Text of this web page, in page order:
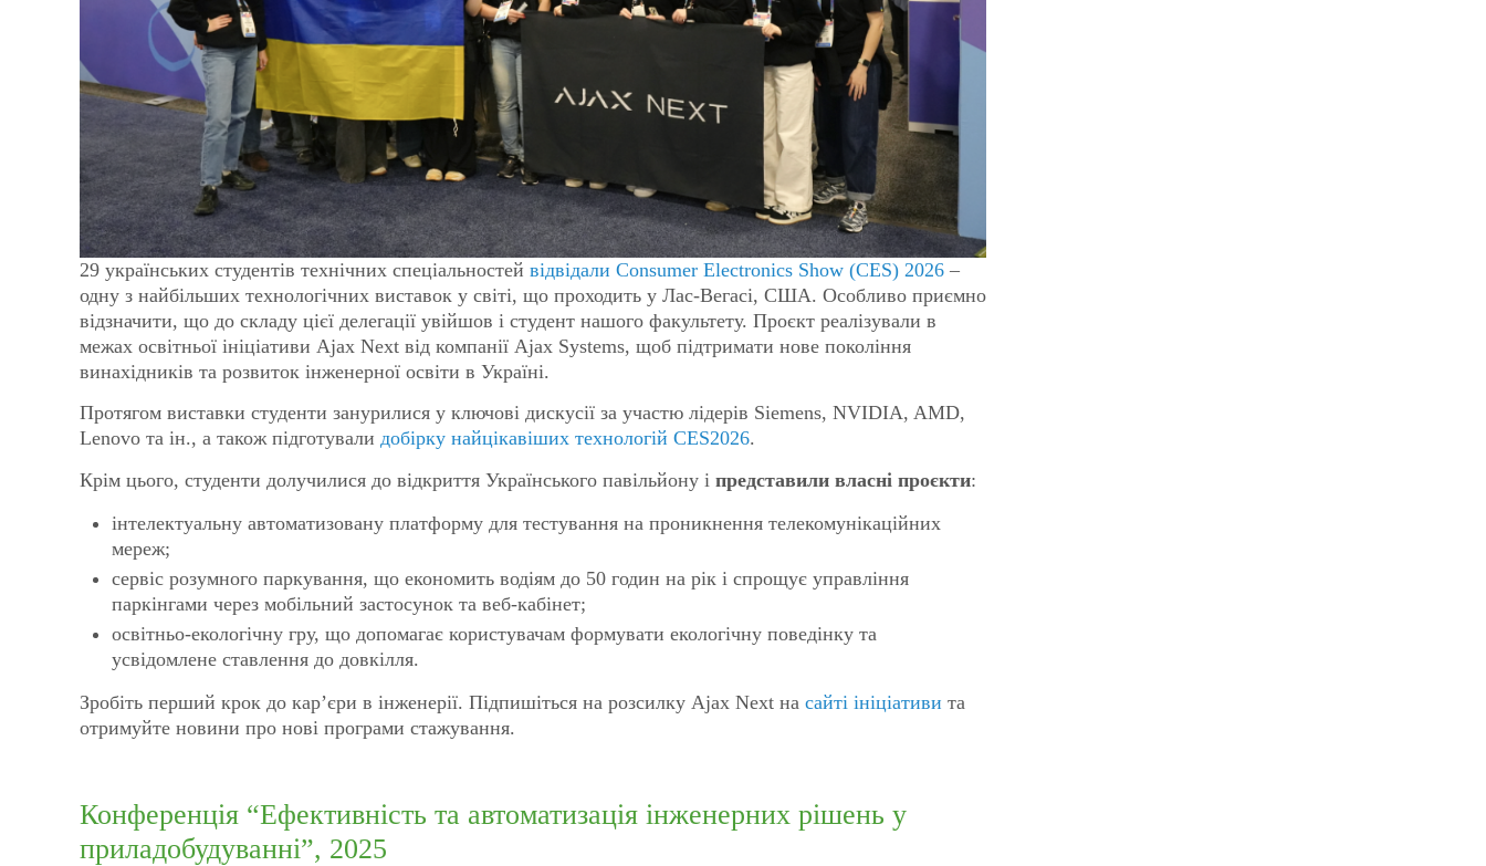
29 українських студентів технічних спеціальностей відвідали Consumer Electronics Show (CES) 2026 –
одну з найбільших технологічних виставок у світі, що проходить у Лас-Вегасі, США. Особливо приємно
відзначити, що до складу цієї делегації увійшов і студент нашого факультету. Проєкт реалізували в
межах освітньої ініціативи Ajax Next від компанії Ajax Systems, щоб підтримати нове покоління
винахідників та розвиток інженерної освіти в Україні.
Протягом виставки студенти занурилися у ключові дискусії за участю лідерів Siemens, NVIDIA, AMD,
Lenovo та ін., а також підготували добірку найцікавіших технологій CES2026.
Крім цього, студенти долучилися до відкриття Українського павільйону і представили власні проєкти:
інтелектуальну автоматизовану платформу для тестування на проникнення телекомунікаційних
мереж;
сервіс розумного паркування, що економить водіям до 50 годин на рік і спрощує управління
паркінгами через мобільний застосунок та веб-кабінет;
освітньо-екологічну гру, що допомагає користувачам формувати екологічну поведінку та
усвідомлене ставлення до довкілля.
Зробіть перший крок до карʼєри в інженерії. Підпишіться на розсилку Ajax Next на сайті ініціативи та
отримуйте новини про нові програми стажування.
Конференція “Ефективність та автоматизація інженерних рішень у
приладобудуванні”, 2025